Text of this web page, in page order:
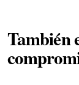
También